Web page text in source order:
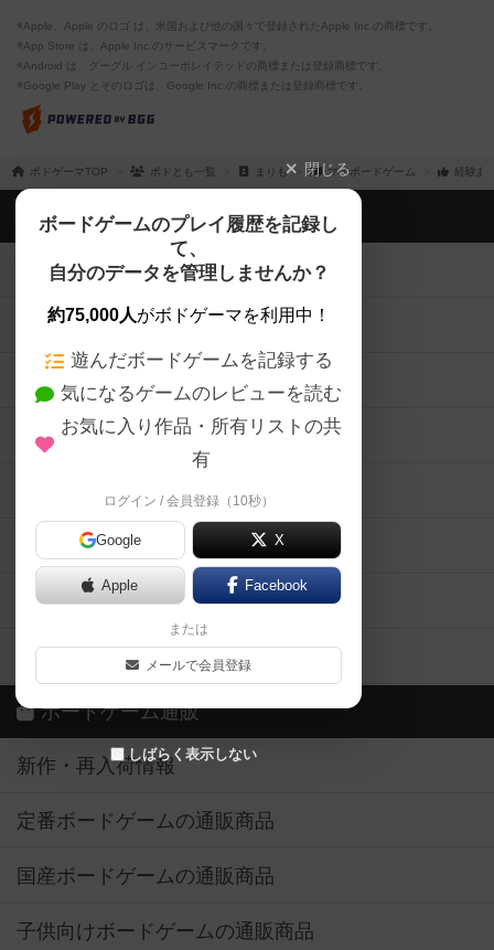
※Apple、Apple のロゴ は、米国および他の国々で登録されたApple Inc.の商標です。
※App Store は、Apple Inc.のサービスマークです。
※Android は、グーグル インコーポレイテッドの商標または登録商標です。
※Google Play とそのロゴは、Google Inc.の商標または登録商標です。
ボドゲーマTOP ボドとも一覧 まりも マイボードゲーム 経験あ
閉じる
ボードゲームのプレイ履歴を記録し
て、
自分のデータを管理しませんか？
約75,000人がボドゲーマを利用中！
遊んだボードゲームを記録する
気になるゲームのレビューを読む
お気に入り作品・所有リストの共
有
ログイン / 会員登録（10秒）
Google X
Apple Facebook
または
メールで会員登録
しばらく表示しない
ボドゲーマTOP
ボードゲームを検索する
ボードゲームの新着レビュー
ボードゲーム会情報
メカニクス特集
掲示板・トピックス
ボドとも・会員一覧
ボードゲーム業界コラム
ボドゲーマご利用案内
ボードゲーム通販
新作・再入荷情報
定番ボードゲームの通販商品
国産ボードゲームの通販商品
子供向けボードゲームの通販商品